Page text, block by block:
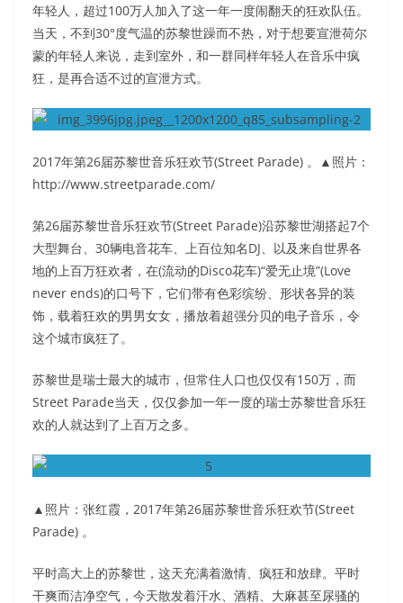
年轻人，超过100万人加入了这一年一度闹翻天的狂欢队伍。
当天，不到30°度气温的苏黎世躁而不热，对于想要宣泄荷尔
蒙的年轻人来说，走到室外，和一群同样年轻人在音乐中疯
狂，是再合适不过的宣泄方式。
2017年第26届苏黎世音乐狂欢节(Street Parade) 。▲照片：
http://www.streetparade.com/
第26届苏黎世音乐狂欢节(Street Parade)沿苏黎世湖搭起7个
大型舞台、30辆电音花车、上百位知名DJ、以及来自世界各
地的上百万狂欢者，在(流动的Disco花车)“爱无止境”(Love
never ends)的口号下，它们带有色彩缤纷、形状各异的装
饰，载着狂欢的男男女女，播放着超强分贝的电子音乐，令
这个城市疯狂了。
苏黎世是瑞士最大的城市，但常住人口也仅仅有150万，而
Street Parade当天，仅仅参加一年一度的瑞士苏黎世音乐狂
欢的人就达到了上百万之多。
▲照片：张红霞，2017年第26届苏黎世音乐狂欢节(Street
Parade) 。
平时高大上的苏黎世，这天充满着激情、疯狂和放肆。平时
干爽而洁净空气，今天散发着汗水、酒精、大麻甚至尿骚的